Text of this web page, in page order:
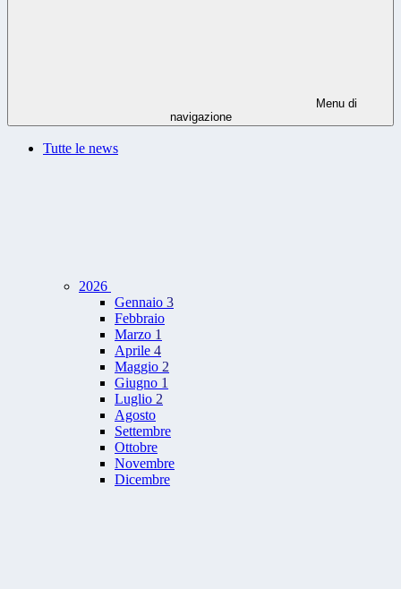
Menu di
navigazione
Tutte le news
2026
Gennaio 3
Febbraio
Marzo 1
Aprile 4
Maggio 2
Giugno 1
Luglio 2
Agosto
Settembre
Ottobre
Novembre
Dicembre